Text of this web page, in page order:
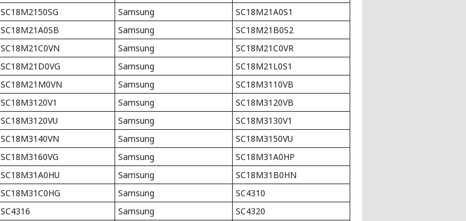
SC18M2150SG Samsung
SC18M21A0S1
SC18M21A0SB Samsung
SC18M21B0S2
SC18M21C0VN Samsung
SC18M21C0VR
SC18M21D0VG Samsung
SC18M21L0S1
SC18M21M0VN Samsung
SC18M3110VB
SC18M3120V1 Samsung
SC18M3120VB
SC18M3120VU Samsung
SC18M3130V1
SC18M3140VN Samsung
SC18M3150VU
SC18M3160VG Samsung
SC18M31A0HP
SC18M31A0HU Samsung
SC18M31B0HN
SC18M31C0HG Samsung
SC4310
SC4316 Samsung
SC4320